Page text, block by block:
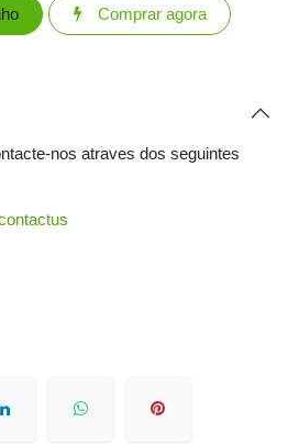
Comprar agora
nos atraves dos seguintes